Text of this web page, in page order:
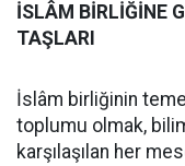
İSLÂM BİRLİĞİNE
TAŞLARI
İslâm birliğinin
toplumu olmak,
karşılaşılan her